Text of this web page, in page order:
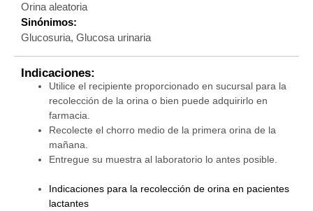
Orina aleatoria
Sinónimos:
Glucosuria, Glucosa urinaria
Indicaciones:
Utilice el recipiente proporcionado en sucursal para la
recolección de la orina o bien puede adquirirlo en
farmacia.
Recolecte el chorro medio de la primera orina de la
mañana.
Entregue su muestra al laboratorio lo antes posible.
Indicaciones para la recolección de orina en pacientes
lactantes